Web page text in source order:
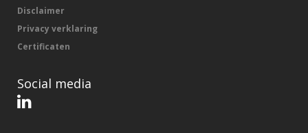
Disclaimer
Privacy verklaring
Certificaten
Social media